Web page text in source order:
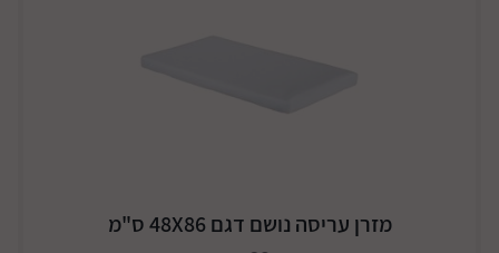
מזרן עריסה נושם דגם 48X86 ס"מ